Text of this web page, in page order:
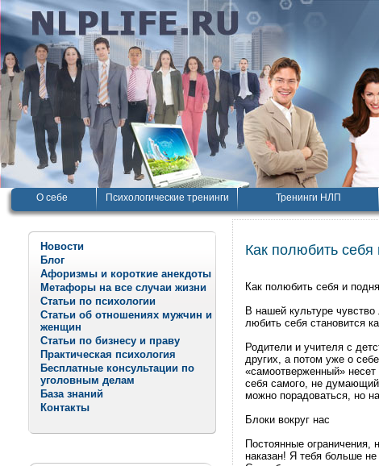
О себе Психологические тренинги Тренинги НЛП
Новости
Блог
Афоризмы и короткие анекдоты
Метафоры на все случаи жизни
Статьи по психологии
Статьи об отношениях мужчин и
женщин
Статьи по бизнесу и праву
Практическая психология
Бесплатные консультации по
уголовным делам
База знаний
Контакты
Как полюбить себя
Как полюбить себя и
В нашей культуре
любить себя становится
Родители и учителя с
других, а потом уже о
«самоотверженный»
себя самого, не
можно порадоваться, но
Блоки вокруг нас
Постоянные
наказан! Я тебя больше